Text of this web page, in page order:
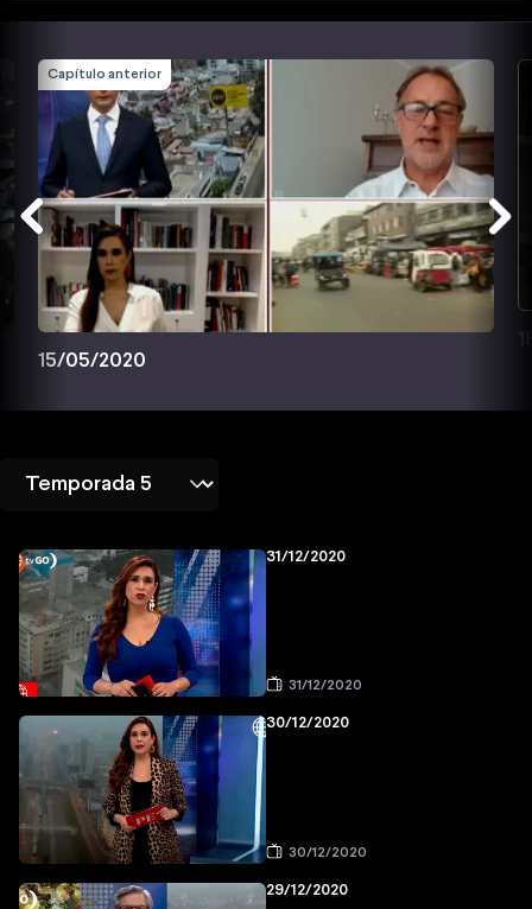
Capítulo anterior
15/05/2020
31/12/2020
31/12/2020
30/12/2020
30/12/2020
29/12/2020